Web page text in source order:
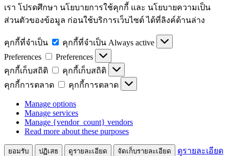
เรา โปรดศึกษา นโยบายการใช้คุกกี้ และ นโยบายความเป็น
ส่วนตัวของข้อมูล ก่อนใช้บริการเว็บไซต์ ได้ที่ลิงค์ด้านล่าง
คุกกี้ที่จำเป็น คุกกี้ที่จำเป็น Always active
Preferences
Preferences
คุกกี้เก็บสถิติ
คุกกี้เก็บสถิติ
คุกกี้การตลาด
คุกกี้การตลาด
Manage options
Manage services
Manage {vendor_count} vendors
Read more about these purposes
ยอมรับ ปฏิเสธ ดูรายละเอียด จัดเก็บรายละเอียด ดูรายละเอียด